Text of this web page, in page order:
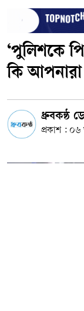
‘পুলিশকে
কি আপনারা
ধ্রুবকন্ঠ
প্রকাশ :